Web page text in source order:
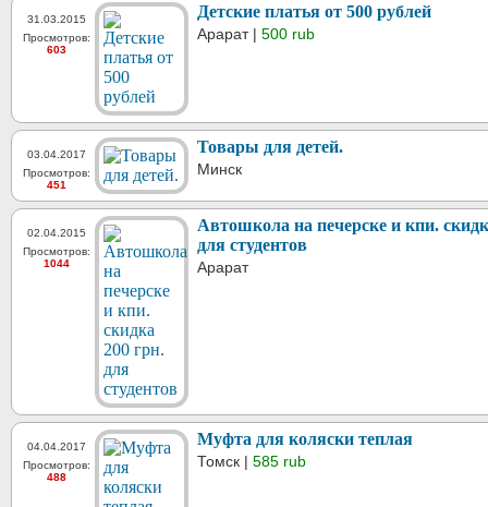
31.03.2015
Просмотров:
603
Детские платья от 500 рублей
Арарат | 500 rub
03.04.2017
Просмотров:
451
Товары для детей.
Минск
02.04.2015
Просмотров:
1044
Автошкола на печерске и кпи.
для студентов
Арарат
04.04.2017
Просмотров:
488
Муфта для коляски теплая
Томск | 585 rub